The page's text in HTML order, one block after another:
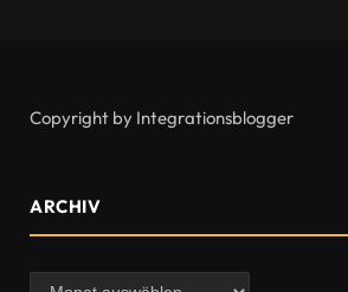
Copyright by Integrationsblogger
ARCHIV
Archiv